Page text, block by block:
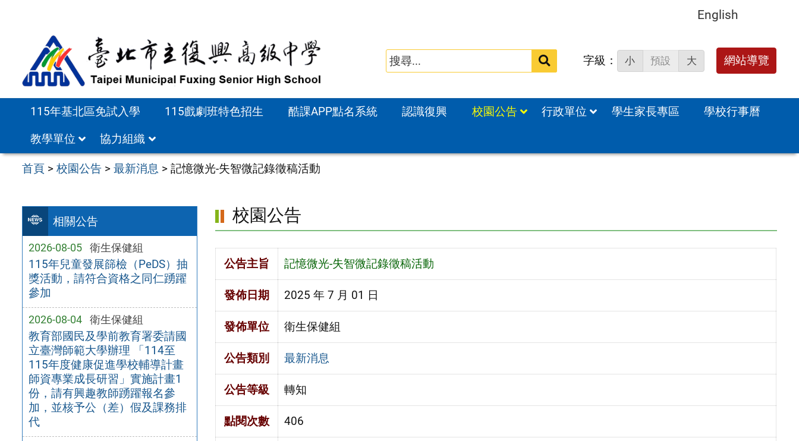
English
搜
字級： 小 預設 大 網站導覽
115年基北區免試入學 115戲劇班特色招生 酷課APP點名系統 認識復興 校園公告 行政單位 學生家長專區
學校行事曆
教學單位
協力組織
首頁 >校園公告 >最新消息 >記憶微光-失智微記錄徵稿活動
相關公告
2026-08-05 衛生保健組
115年兒童發展篩檢（PeDS）抽
獎活動，請符合資格之同仁踴躍
參加
2026-08-04 衛生保健組
教育部國民及學前教育署委請國
立臺灣師範大學辦理 「114至
115年度健康促進學校輔導計畫
師資專業成長研習」實施計畫1
份，請有興趣教師踴躍報名參
加，並核予公（差）假及課務排
代
校園公告
公告主旨 記憶微光-失智微記錄徵稿活動
發佈日期 2025 年 7 月 01 日
發佈單位 衛生保健組
公告類別 最新消息
公告等級 轉知
點閱次數 406